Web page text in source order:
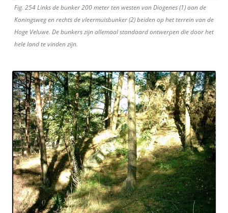
Fig. 254 Links de bunker 200 meter ten westen van Diogenes (1) aan de
Koningsweg en rechts de vleermuisbunker (2) beiden op het terrein van de
Hoge Veluwe. De bunkers zijn allemaal standaard ontwerpen die door het
hele land te vinden zijn.